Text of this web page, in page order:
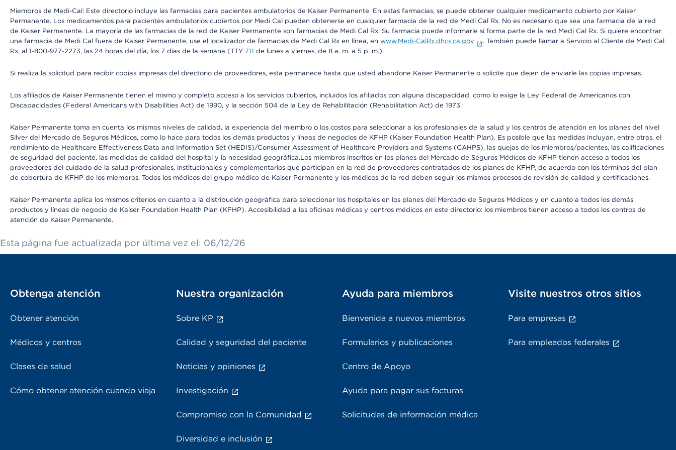
Miembros de Medi-Cal: Este directorio incluye las farmacias para pacientes ambulatorios de Kaiser Permanente. En estas farmacias, se puede obtener cualquier medicamento cubierto por Kaiser
Permanente. Los medicamentos para pacientes ambulatorios cubiertos por Medi Cal pueden obtenerse en cualquier farmacia de la red de Medi Cal Rx. No es necesario que sea una farmacia de la red
de Kaiser Permanente. La mayoría de las farmacias de la red de Kaiser Permanente son farmacias de Medi Cal Rx. Su farmacia puede informarle si forma parte de la red Medi Cal Rx. Si quiere encontrar
una farmacia de Medi Cal fuera de Kaiser Permanente, use el localizador de farmacias de Medi Cal Rx en línea, en www.Medi-CalRx.dhcs.ca.gov
. También puede llamar a Servicio al Cliente de Medi Cal
Rx, al 1-800-977-2273, las 24 horas del día, los 7 días de la semana (TTY 711 de lunes a viernes, de 8 a. m. a 5 p. m.).
Si realiza la solicitud para recibir copias impresas del directorio de proveedores, esta permanece hasta que usted abandone Kaiser Permanente o solicite que dejen de enviarle las copias impresas.
Los afiliados de Kaiser Permanente tienen el mismo y completo acceso a los servicios cubiertos, incluidos los afiliados con alguna discapacidad, como lo exige la Ley Federal de Americanos con
Discapacidades (Federal Americans with Disabilities Act) de 1990, y la sección 504 de la Ley de Rehabilitación (Rehabilitation Act) de 1973.
Kaiser Permanente toma en cuenta los mismos niveles de calidad, la experiencia del miembro o los costos para seleccionar a los profesionales de la salud y los centros de atención en los planes del nivel
Silver del Mercado de Seguros Médicos, como lo hace para todos los demás productos y líneas de negocios de KFHP (Kaiser Foundation Health Plan). Es posible que las medidas incluyan, entre otras, el
rendimiento de Healthcare Effectiveness Data and Information Set (HEDIS)/Consumer Assessment of Healthcare Providers and Systems (CAHPS), las quejas de los miembros/pacientes, las calificaciones
de seguridad del paciente, las medidas de calidad del hospital y la necesidad geográfica.Los miembros inscritos en los planes del Mercado de Seguros Médicos de KFHP tienen acceso a todos los
proveedores del cuidado de la salud profesionales, institucionales y complementarios que participan en la red de proveedores contratados de los planes de KFHP, de acuerdo con los términos del plan
de cobertura de KFHP de los miembros. Todos los médicos del grupo médico de Kaiser Permanente y los médicos de la red deben seguir los mismos procesos de revisión de calidad y certificaciones.
Kaiser Permanente aplica los mismos criterios en cuanto a la distribución geográfica para seleccionar los hospitales en los planes del Mercado de Seguros Médicos y en cuanto a todos los demás
productos y líneas de negocio de Kaiser Foundation Health Plan (KFHP). Accesibilidad a las oficinas médicas y centros médicos en este directorio: los miembros tienen acceso a todos los centros de
atención de Kaiser Permanente.
Esta página fue actualizada por última vez el: 06/12/26
Obtenga atención
Obtener atención
Médicos y centros
Clases de salud
Cómo obtener atención cuando viaja
Nuestra organización
Sobre KP
Calidad y seguridad del paciente
Noticias y opiniones
Investigación
Compromiso con la Comunidad
Diversidad e inclusión
Ayuda para miembros
Bienvenida a nuevos miembros
Formularios y publicaciones
Centro de Apoyo
Ayuda para pagar sus facturas
Solicitudes de información médica
Visite nuestros otros sitios
Para empresas
Para empleados federales